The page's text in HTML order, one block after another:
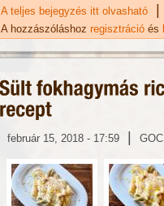
A teljes bejegyzés itt olvasható
|
A hozzászóláshoz regisztráció és
február 15, 2018 - 17:59 |